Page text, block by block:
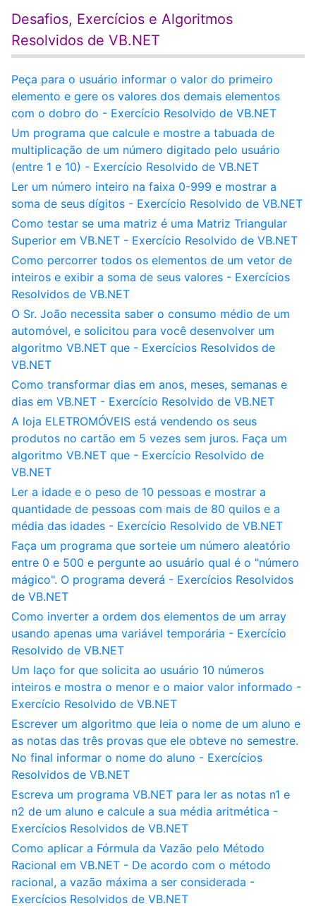
Desafios, Exercícios e Algoritmos
Resolvidos de VB.NET
Peça para o usuário informar o valor do primeiro
elemento e gere os valores dos demais elementos
com o dobro do - Exercício Resolvido de VB.NET
Um programa que calcule e mostre a tabuada de
multiplicação de um número digitado pelo usuário
(entre 1 e 10) - Exercício Resolvido de VB.NET
Ler um número inteiro na faixa 0-999 e mostrar a
soma de seus dígitos - Exercício Resolvido de VB.NET
Como testar se uma matriz é uma Matriz Triangular
Superior em VB.NET - Exercício Resolvido de VB.NET
Como percorrer todos os elementos de um vetor de
inteiros e exibir a soma de seus valores - Exercícios
Resolvidos de VB.NET
O Sr. João necessita saber o consumo médio de um
automóvel, e solicitou para você desenvolver um
algoritmo VB.NET que - Exercícios Resolvidos de
VB.NET
Como transformar dias em anos, meses, semanas e
dias em VB.NET - Exercício Resolvido de VB.NET
A loja ELETROMÓVEIS está vendendo os seus
produtos no cartão em 5 vezes sem juros. Faça um
algoritmo VB.NET que - Exercício Resolvido de
VB.NET
Ler a idade e o peso de 10 pessoas e mostrar a
quantidade de pessoas com mais de 80 quilos e a
média das idades - Exercício Resolvido de VB.NET
Faça um programa que sorteie um número aleatório
entre 0 e 500 e pergunte ao usuário qual é o "número
mágico". O programa deverá - Exercícios Resolvidos
de VB.NET
Como inverter a ordem dos elementos de um array
usando apenas uma variável temporária - Exercício
Resolvido de VB.NET
Um laço for que solicita ao usuário 10 números
inteiros e mostra o menor e o maior valor informado -
Exercício Resolvido de VB.NET
Escrever um algoritmo que leia o nome de um aluno e
as notas das três provas que ele obteve no semestre.
No final informar o nome do aluno - Exercícios
Resolvidos de VB.NET
Escreva um programa VB.NET para ler as notas n1 e
n2 de um aluno e calcule a sua média aritmética -
Exercícios Resolvidos de VB.NET
Como aplicar a Fórmula da Vazão pelo Método
Racional em VB.NET - De acordo com o método
racional, a vazão máxima a ser considerada -
Exercícios Resolvidos de VB.NET